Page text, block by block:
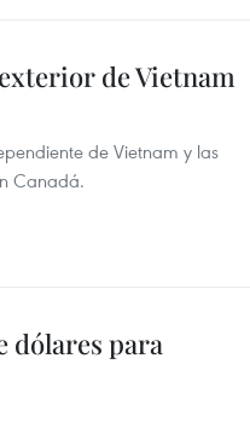
de Vietnam
de Vietnam y las
Canadá.
dólares para